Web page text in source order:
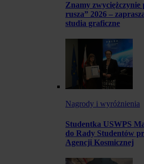
Znamy zwyciężczynie
rusza” 2026 –
studia graficzne
Nagrody i wyróżnienia
Studentka USWPS
do Rady Studentów
Agencji Kosmicznej